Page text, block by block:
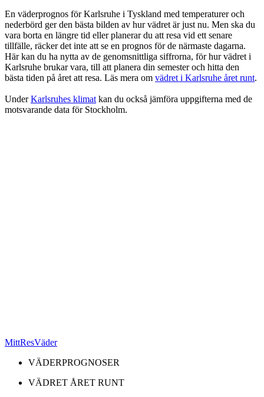
En väderprognos för Karlsruhe i Tyskland med temperaturer och
nederbörd ger den bästa bilden av hur vädret är just nu. Men ska du
vara borta en längre tid eller planerar du att resa vid ett senare
tillfälle, räcker det inte att se en prognos för de närmaste dagarna.
Här kan du ha nytta av de genomsnittliga siffrorna, för hur vädret i
Karlsruhe brukar vara, till att planera din semester och hitta den
bästa tiden på året att resa. Läs mera om vädret i Karlsruhe året runt.
UnderKarlsruhes klimat kan du också jämföra uppgifterna med de
motsvarande data för Stockholm.
MittResVäder
VÄDERPROGNOSER
VÄDRET ÅRET RUNT